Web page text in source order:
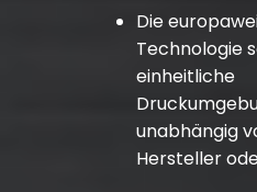
Die
Technologie
einheitliche
unabhängig
Hersteller